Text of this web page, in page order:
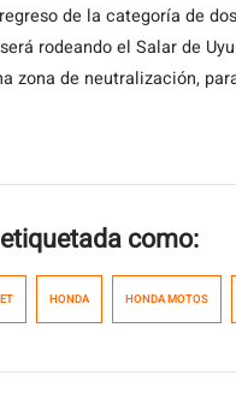
de la categoría de
rodeando el Salar de
zona de neutralización,
como:
HONDA HONDA MOTOS